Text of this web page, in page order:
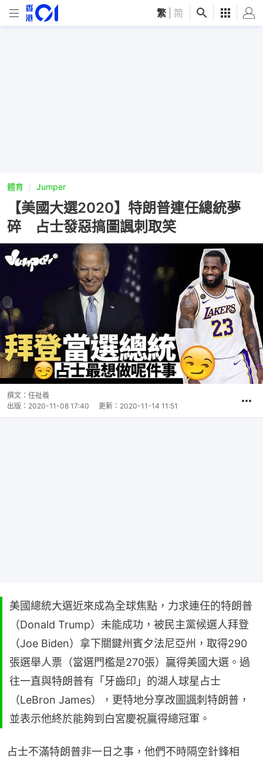
繁 简
體育 Jumper
【美國大選2020】特朗普連任總統夢
碎 占士發惡搞圖諷刺取笑
撰文： 任祉羲
出版： 2020-11-08 17:40 更新： 2020-11-14 11:51
美國總統大選近來成為全球焦點，力求連任的特朗普
（Donald Trump）未能成功，被民主黨候選人拜登
（Joe Biden）拿下關鍵州賓夕法尼亞州，取得290
張選舉人票（當選門檻是270張）贏得美國大選。過
往一直與特朗普有「牙齒印」的湖人球星占士
（LeBron James），更特地分享改圖諷刺特朗普，
並表示他終於能夠到白宮慶祝贏得總冠軍。
占士不滿特朗普非一日之事，他們不時隔空針鋒相